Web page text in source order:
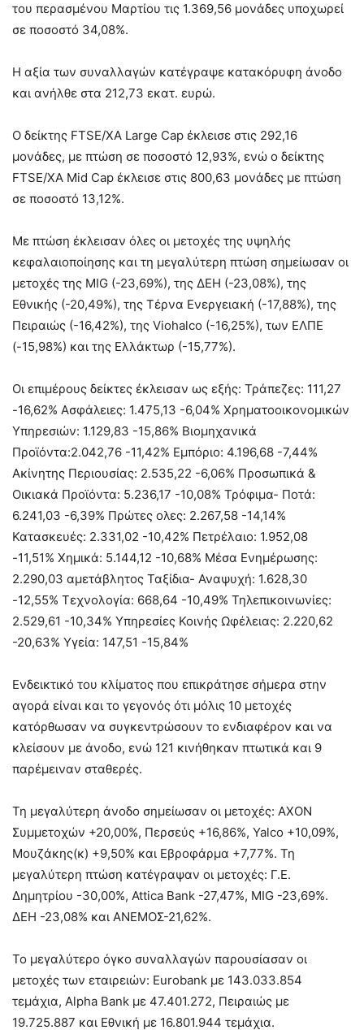
του περασμένου Μαρτίου τις 1.369,56 μονάδες υποχωρεί
σε ποσοστό 34,08%.
Η αξία των συναλλαγών κατέγραψε κατακόρυφη άνοδο
και ανήλθε στα 212,73 εκατ. ευρώ.
Ο δείκτης FTSE/XA Large Cap έκλεισε στις 292,16
μονάδες, με πτώση σε ποσοστό 12,93%, ενώ ο δείκτης
FTSE/XA Mid Cap έκλεισε στις 800,63 μονάδες με πτώση
σε ποσοστό 13,12%.
Με πτώση έκλεισαν όλες οι μετοχές της υψηλής
κεφαλαιοποίησης και τη μεγαλύτερη πτώση σημείωσαν οι
μετοχές της MIG (-23,69%), της ΔΕΗ (-23,08%), της
Εθνικής (-20,49%), της Τέρνα Ενεργειακή (-17,88%), της
Πειραιώς (-16,42%), της Viohalco (-16,25%), των ΕΛΠΕ
(-15,98%) και της Ελλάκτωρ (-15,77%).
Οι επιμέρους δείκτες έκλεισαν ως εξής: Τράπεζες: 111,27
-16,62% Ασφάλειες: 1.475,13 -6,04% Χρηματοοικονομικών
Υπηρεσιών: 1.129,83 -15,86% Βιομηχανικά
Προϊόντα:2.042,76 -11,42% Εμπόριο: 4.196,68 -7,44%
Ακίνητης Περιουσίας: 2.535,22 -6,06% Προσωπικά &
Οικιακά Προϊόντα: 5.236,17 -10,08% Τρόφιμα- Ποτά:
6.241,03 -6,39% Πρώτες ολες: 2.267,58 -14,14%
Κατασκευές: 2.331,02 -10,42% Πετρέλαιο: 1.952,08
-11,51% Χημικά: 5.144,12 -10,68% Μέσα Ενημέρωσης:
2.290,03 αμετάβλητος Ταξίδια- Αναψυχή: 1.628,30
-12,55% Τεχνολογία: 668,64 -10,49% Τηλεπικοινωνίες:
2.529,61 -10,34% Υπηρεσίες Κοινής Ωφέλειας: 2.220,62
-20,63% Υγεία: 147,51 -15,84%
Ενδεικτικό του κλίματος που επικράτησε σήμερα στην
αγορά είναι και το γεγονός ότι μόλις 10 μετοχές
κατόρθωσαν να συγκεντρώσουν το ενδιαφέρον και να
κλείσουν με άνοδο, ενώ 121 κινήθηκαν πτωτικά και 9
παρέμειναν σταθερές.
Τη μεγαλύτερη άνοδο σημείωσαν οι μετοχές: ΑΧΟΝ
Συμμετοχών +20,00%, Περσεύς +16,86%, Yalco +10,09%,
Μουζάκης(κ) +9,50% και Εβροφάρμα +7,77%. Τη
μεγαλύτερη πτώση κατέγραψαν οι μετοχές: Γ.Ε.
Δημητρίου -30,00%, Attica Bank -27,47%, MIG -23,69%.
ΔΕΗ -23,08% και ΑΝΕΜΟΣ-21,62%.
Το μεγαλύτερο όγκο συναλλαγών παρουσίασαν οι
μετοχές των εταιρειών: Eurobank με 143.033.854
τεμάχια, Alpha Bank με 47.401.272, Πειραιώς με
19.725.887 και Εθνική με 16.801.944 τεμάχια.